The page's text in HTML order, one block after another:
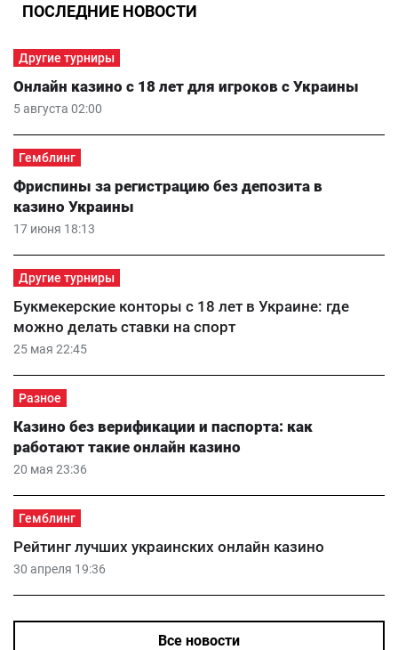
ПОСЛЕДНИЕ НОВОСТИ
Другие турниры
5 августа 02:00
Онлайн казино с 18 лет для игроков с Украины
Гемблинг
17 июня 18:13
Фриспины за регистрацию без депозита в
казино Украины
Другие турниры
25 мая 22:45
Букмекерские конторы с 18 лет в Украине: где
можно делать ставки на спорт
Разное
20 мая 23:36
Казино без верификации и паспорта: как
работают такие онлайн казино
Гемблинг
30 апреля 19:36
Рейтинг лучших украинских онлайн казино
Все новости